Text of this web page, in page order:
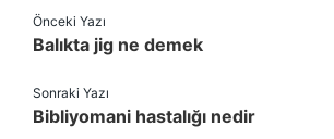
Önceki Yazı
Balıkta jig ne demek
Sonraki Yazı
Bibliyomani hastalığı nedir